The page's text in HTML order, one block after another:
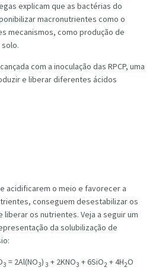
explicam que as bactérias do
macronutrientes como o
mecanismos, como produção de
com a inoculação das RPCP, uma
e liberar diferentes ácidos
acidificarem o meio e favorecer a
conseguem desestabilizar os
os nutrientes. Veja a seguir um
da solubilização de
3 = 2Al(NO3) 3 + 2KNO3 + 6SiO2 + 4H2O